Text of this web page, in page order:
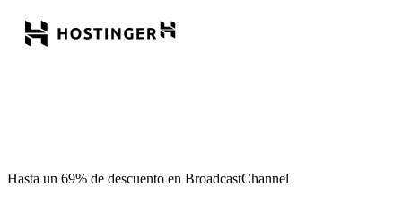
Hasta un 69% de descuento en BroadcastChannel